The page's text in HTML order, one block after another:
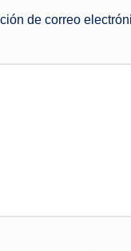
de correo